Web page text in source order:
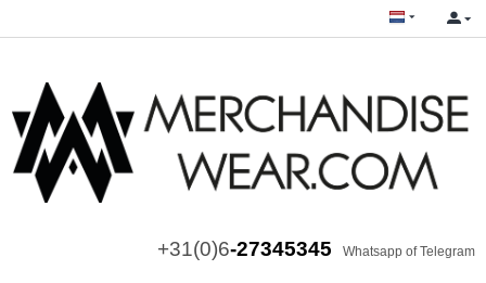
+31(0)6-27345345 Whatsapp of Telegram